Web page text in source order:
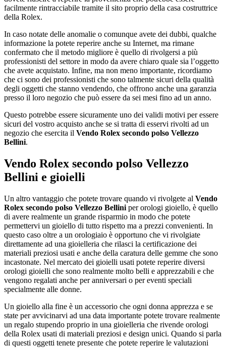
facilmente rintracciabile tramite il sito proprio della casa costruttrice
della Rolex.
In caso notate delle anomalie o comunque avete dei dubbi, qualche
informazione la potete reperire anche su Internet, ma rimane
confermato che il metodo migliore è quello di rivolgersi a più
professionisti del settore in modo da avere chiaro quale sia l’oggetto
che avete acquistato. Infine, ma non meno importante, ricordiamo
che ci sono dei professionisti che sono talmente sicuri della qualità
degli oggetti che stanno vendendo, che offrono anche una garanzia
presso il loro negozio che può essere da sei mesi fino ad un anno.
Questo potrebbe essere sicuramente uno dei validi motivi per essere
sicuri del vostro acquisto anche se si tratta di esservi rivolti ad un
negozio che esercita il Vendo Rolex secondo polso Vellezzo
Bellini.
Vendo Rolex secondo polso Vellezzo
Bellini e gioielli
Un altro vantaggio che potete trovare quando vi rivolgete al Vendo
Rolex secondo polso Vellezzo Bellini per orologi gioiello, è quello
di avere realmente un grande risparmio in modo che potete
permettervi un gioiello di tutto rispetto ma a prezzi convenienti. In
questo caso oltre a un orologiaio è opportuno che vi rivolgiate
direttamente ad una gioielleria che rilasci la certificazione dei
materiali preziosi usati e anche della caratura delle gemme che sono
incastonate. Nel mercato dei gioielli usati potete reperire diversi
orologi gioielli che sono realmente molto belli e apprezzabili e che
vengono regalati anche per anniversari o per eventi speciali
specialmente alle donne.
Un gioiello alla fine è un accessorio che ogni donna apprezza e se
state per avvicinarvi ad una data importante potete trovare realmente
un regalo stupendo proprio in una gioielleria che rivende orologi
della Rolex usati di materiali preziosi e design unici. Quando si parla
di questi oggetti tenete presente che potete reperire le valutazioni